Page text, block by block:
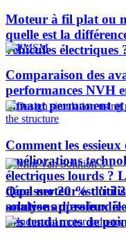
Moteur à fil plat ou
quelle est la
véhicules électriques
Comparaison des
performances NVH
aimant permanent
Comment les
améliorations
électriques lourds ?
dépasser 20 % d’ici
solutions d'essieux
Quel moteur est
analyse approfondie
des tendances de